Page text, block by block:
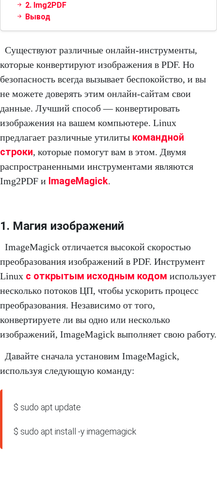
2. Img2PDF
Вывод
Существуют различные онлайн-инструменты,
которые конвертируют изображения в PDF. Но
безопасность всегда вызывает беспокойство, и вы
не можете доверять этим онлайн-сайтам свои
данные. Лучший способ — конвертировать
изображения на вашем компьютере. Linux
предлагает различные утилиты командной
строки, которые помогут вам в этом. Двумя
распространенными инструментами являются
Img2PDF и ImageMagick.
1. Магия изображений
ImageMagick отличается высокой скоростью
преобразования изображений в PDF. Инструмент
Linux с открытым исходным кодом использует
несколько потоков ЦП, чтобы ускорить процесс
преобразования. Независимо от того,
конвертируете ли вы одно или несколько
изображений, ImageMagick выполняет свою работу.
Давайте сначала установим ImageMagick,
используя следующую команду:
$ sudo apt update
$ sudo apt install -y imagemagick